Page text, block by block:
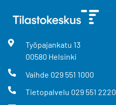
Työpajankatu 13
00580 Helsinki
Vaihde 029 551 1000
Tietopalvelu 029 551 2220